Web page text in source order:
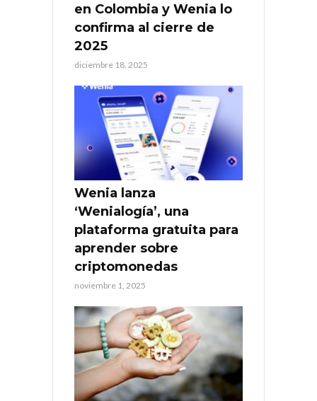
en Colombia y Wenia lo
confirma al cierre de
2025
diciembre 18, 2025
Wenia lanza
‘Wenialogía’, una
plataforma gratuita para
aprender sobre
criptomonedas
noviembre 1, 2025